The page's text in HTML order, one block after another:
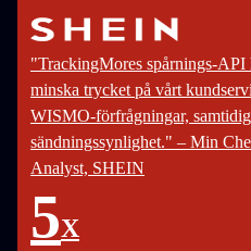
"TrackingMores spårnings-
minska trycket på vårt
WISMO-förfrågningar,
sändningssynlighet." – Min
Analyst, SHEIN
5X